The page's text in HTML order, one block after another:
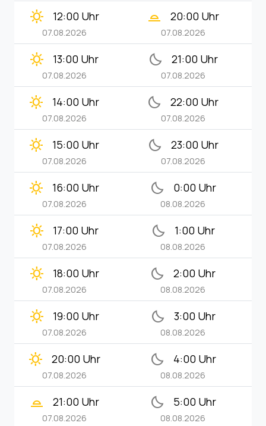
clear_day 12:00 Uhr
07.08.2026
wb_twilight_2 20:00 Uhr
07.08.2026
clear_day 13:00 Uhr
07.08.2026
bedtime 21:00 Uhr
07.08.2026
clear_day 14:00 Uhr
07.08.2026
bedtime 22:00 Uhr
07.08.2026
clear_day 15:00 Uhr
07.08.2026
bedtime 23:00 Uhr
07.08.2026
clear_day 16:00 Uhr
07.08.2026
bedtime 0:00 Uhr
08.08.2026
clear_day 17:00 Uhr
07.08.2026
bedtime 1:00 Uhr
08.08.2026
clear_day 18:00 Uhr
07.08.2026
bedtime 2:00 Uhr
08.08.2026
clear_day 19:00 Uhr
07.08.2026
bedtime 3:00 Uhr
08.08.2026
clear_day 20:00 Uhr
07.08.2026
bedtime 4:00 Uhr
08.08.2026
wb_twilight_2 21:00 Uhr
07.08.2026
bedtime 5:00 Uhr
08.08.2026